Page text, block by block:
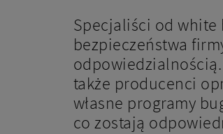
Specjaliści od white
bezpieczeństwa
także producenci
własne programy
co zostają